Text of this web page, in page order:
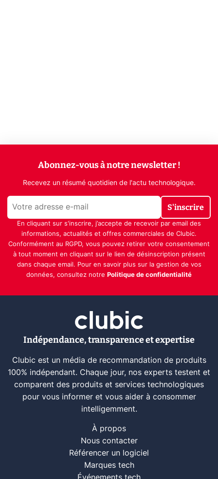
Abonnez-vous à notre newsletter !
Recevez un résumé quotidien de l'actu technologique.
S'inscrire
En cliquant sur s'inscrire, j’accepte de recevoir par email des
informations, actualités et offres commerciales de Clubic.
Conformément au RGPD, vous pouvez retirer votre consentement
à tout moment en cliquant sur le lien de désinscription présent
dans chaque email. Pour en savoir plus sur la gestion de vos
données, consultez notre Politique de confidentialité
Indépendance, transparence et expertise
Clubic est un média de recommandation de produits
100% indépendant. Chaque jour, nos experts testent et
comparent des produits et services technologiques
pour vous informer et vous aider à consommer
intelligemment.
À propos
Nous contacter
Référencer un logiciel
Marques tech